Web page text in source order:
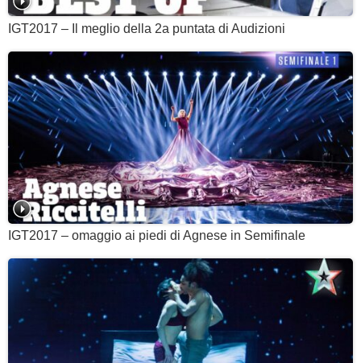
IGT2017 – Il meglio della 2a puntata di Audizioni
IGT2017 – omaggio ai piedi di Agnese in Semifinale